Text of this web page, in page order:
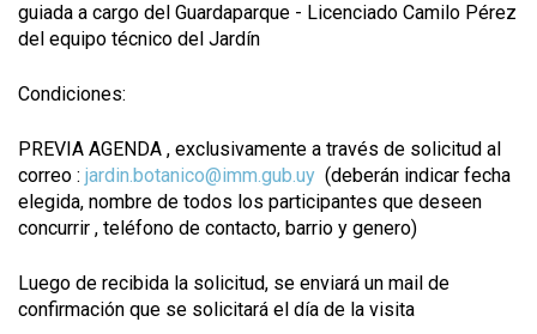
guiada a cargo del Guardaparque - Licenciado Camilo Pérez
del equipo técnico del Jardín
Condiciones:
PREVIA AGENDA , exclusivamente a través de solicitud al
correo : jardin.botanico@imm.gub.uy (deberán indicar fecha
elegida, nombre de todos los participantes que deseen
concurrir , teléfono de contacto, barrio y genero)
Luego de recibida la solicitud, se enviará un mail de
confirmación que se solicitará el día de la visita